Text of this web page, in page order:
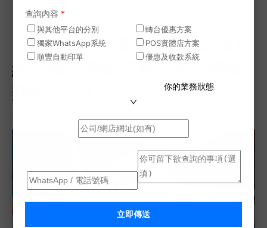
查詢內容 *
與其他平台的分別
轉台優惠方案
獨家WhatsApp系統
POS實體店方案
順豐自動印單
優惠及收款系統
你的業務狀態
立即傳送
冊：營銷類型（上）
【SHOPAGE電商教室2026】
網店新手營銷策略手冊：營銷
類型（上）